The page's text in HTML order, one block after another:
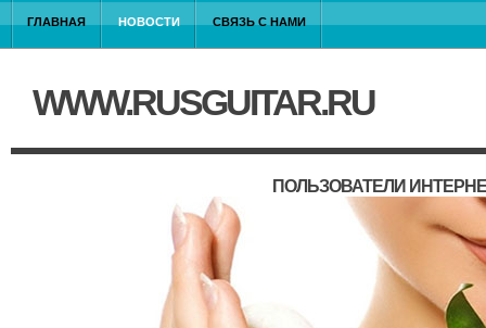
ГЛАВНАЯ НОВОСТИ СВЯЗЬ С НАМИ
WWW.RUSGUITAR.RU
ПОЛЬЗОВАТЕЛИ